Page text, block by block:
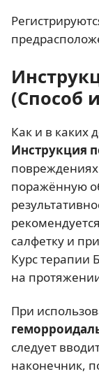
(Способ
Как и в каких
Инструкция
поражённую
салфетку и
Курс терапии
на
При
следует
наконечник,